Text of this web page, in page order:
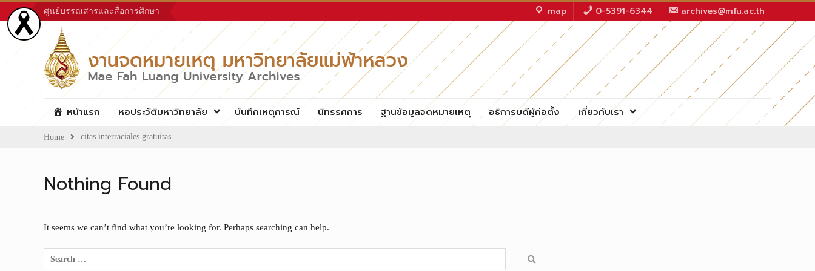
to
content
ศูนย์บรรณสารและสื่อการศึกษา map 0-5391-6344 archives@mfu.ac.th
หน้าแรก หอประวัติมหาวิทยาลัย บันทึกเหตุการณ์ นิทรรศการ ฐานข้อมูลจดหมายเหตุ อธิการบดีผู้ก่อตั้ง เกี่ยวกับเรา
Home citas interraciales gratuitas
Nothing Found
It seems we can’t find what you’re looking for. Perhaps searching can help.
Search
for: